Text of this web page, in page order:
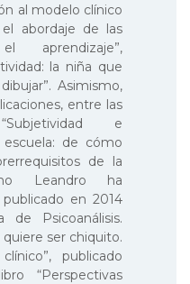
al modelo clínico
abordaje de las
aprendizaje”,
la niña que
Asimismo,
entre las
e
de cómo
de la
Leandro ha
publicado en 2014
de Psicoanálisis.
ser chiquito.
publicado
“Perspectivas